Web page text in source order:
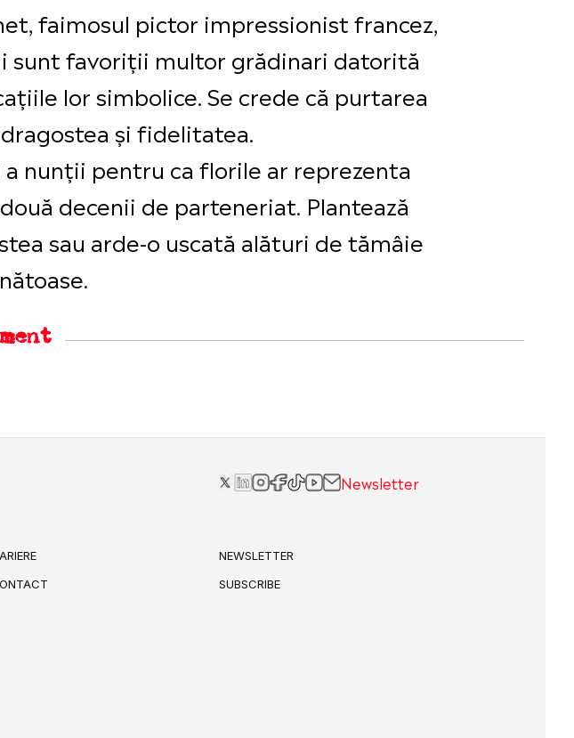
faimosul pictor impressionist francez,
sunt favoriții multor grădinari datorită
lor simbolice. Se crede că purtarea
și fidelitatea.
nunții pentru ca florile ar reprezenta
decenii de parteneriat. Plantează
sau arde-o uscată alături de tămâie
Newsletter
NEWSLETTER
SUBSCRIBE